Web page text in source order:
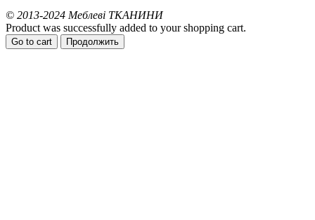
© 2013-2024 Меблеві ТКАНИНИ
Product was successfully added to your shopping cart.
Go to cart Продолжить